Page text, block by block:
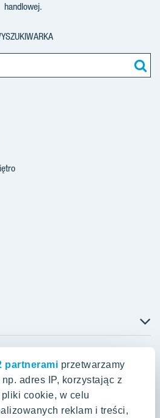
partnerami przetwarzamy
adres IP, korzystając z
cookie, w celu
reklam i treści,
handlowej.